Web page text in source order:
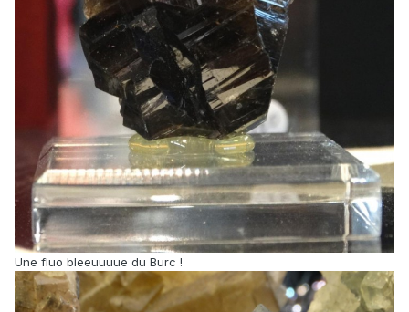
Une fluo bleeuuuue du Burc !